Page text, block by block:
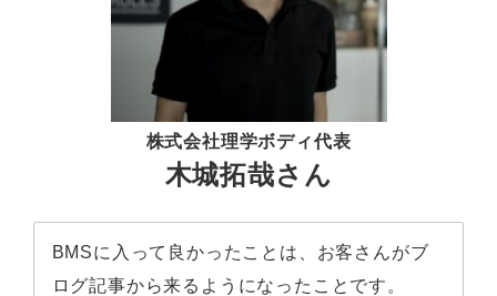
株式会社理学ボディ代表
木城拓哉さん
BMSに入って良かったことは、お客さんがブ
ログ記事から来るようになったことです。